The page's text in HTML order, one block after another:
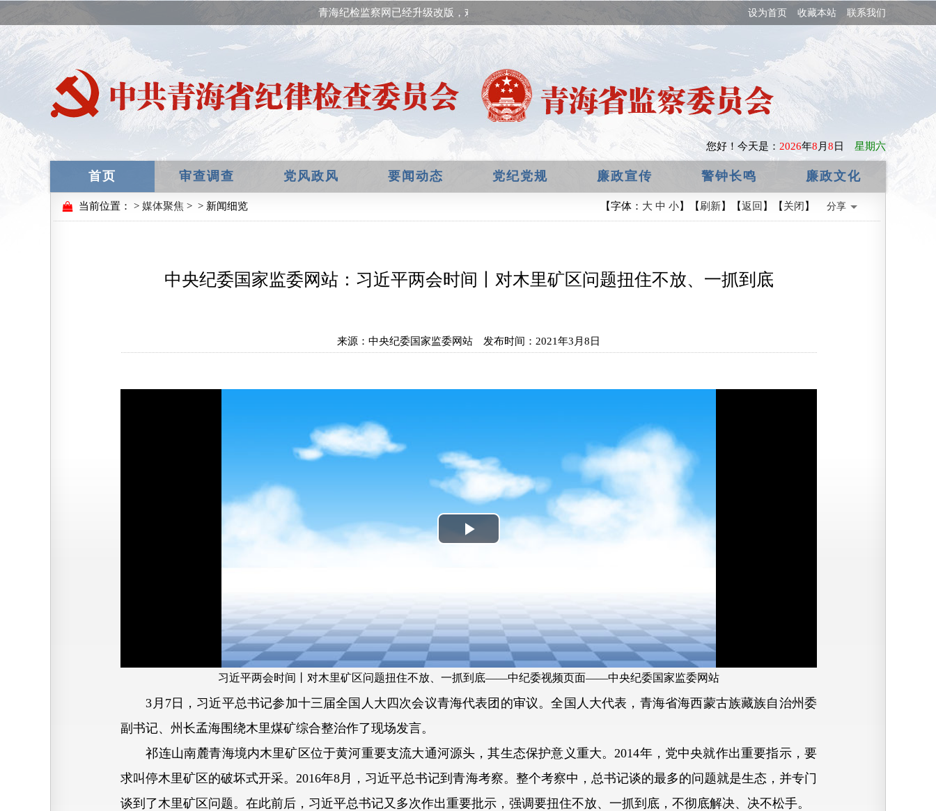
青海纪检监察网已经升级改版，欢迎提出宝贵意见！ 设为首页 收藏本站 联系我们
您好！ 今天是： 2026年8 月 8 日 星期六
首页 审查调查 党风政风 要闻动态 党纪党规 廉政宣传 警钟长鸣 廉政文化
当前位置： > 媒体聚焦 > > 新闻细览 【字体： 大 中 小】【刷新】【返回 】【关闭 】 分享
中央纪委国家监委网站：习近平两会时间丨对木里矿区问题扭住不放、一抓到底
来源： 中央纪委国家监委网站 发布时间： 2021年3月8日
P
a
y
V
i
e
o
习近平两会时间丨对木里矿区问题扭住不放、一抓到底——中纪委视频页面——中央纪委国家监委网站
3月7日，习近平总书记参加十三届全国人大四次会议青海代表团的审议。全国人大代表，青海省海西蒙古族藏族自治州委
副书记、州长孟海围绕木里煤矿综合整治作了现场发言。
祁连山南麓青海境内木里矿区位于黄河重要支流大通河源头，其生态保护意义重大。2014年，党中央就作出重要指示，要
求叫停木里矿区的破坏式开采。2016年8月，习近平总书记到青海考察。整个考察中，总书记谈的最多的问题就是生态，并专门
谈到了木里矿区问题。在此前后，习近平总书记又多次作出重要批示，强调要扭住不放、一抓到底，不彻底解决、决不松手。